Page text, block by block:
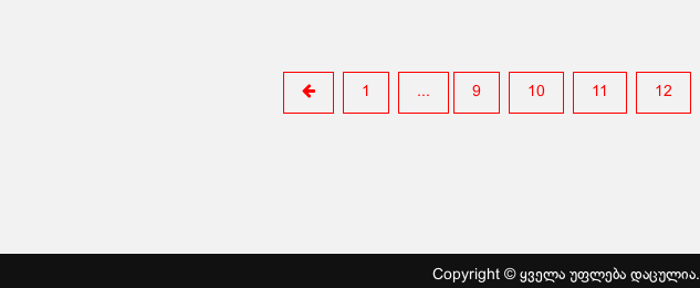
1 ... 9 10 11 12
Copyright © ყველა უფლება დაცულია.